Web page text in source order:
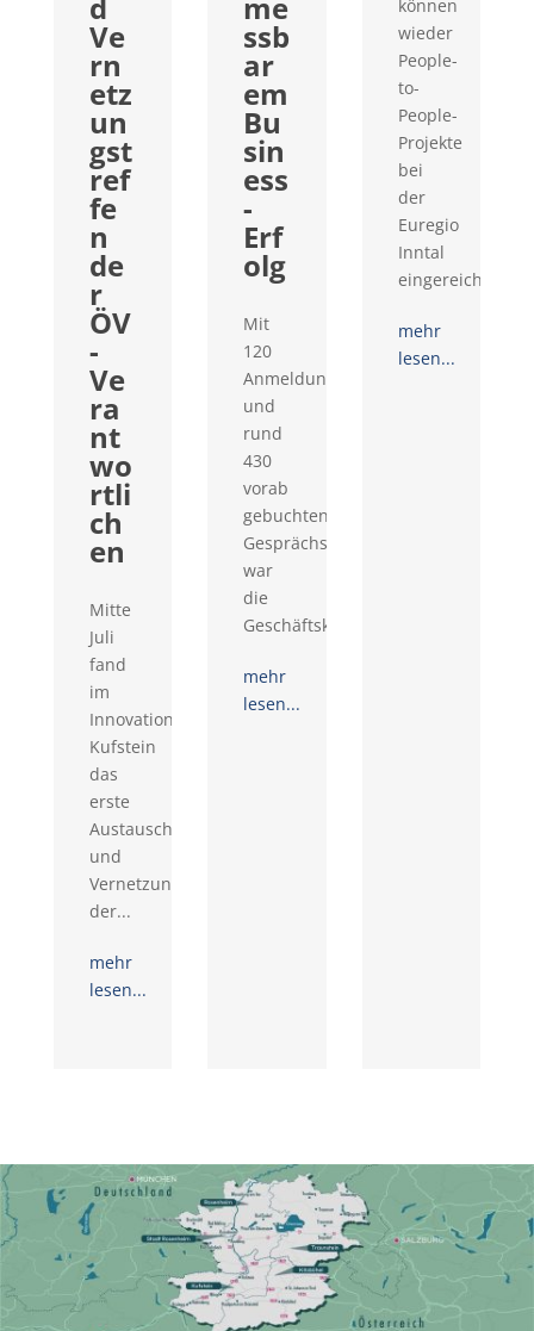
Ve
rn
etz
un
gst
ref
fe
n
de
r
ÖV
-
Ve
ra
nt
wo
rtli
ch
en
Mitte
Juli
fand
im
Innovationsraum
Kufstein
das
erste
Austausch-
und
Vernetzungstreffen
der...
mehr
lesen...
ssb
ar
em
Bu
sin
ess
-
Erf
olg
Mit
120
Anmeldungen
und
rund
430
vorab
gebuchten
Gesprächswünschen
war
die
Geschäftskontaktemesse...
mehr
lesen...
können
wieder
People-
to-
People-
Projekte
bei
der
Euregio
Inntal
eingereicht...
mehr
lesen...